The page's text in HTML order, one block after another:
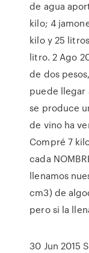
de agua
kilo; 4
kilo y 25
litro. 2 Ago
de dos
puede llegar
se produce
de vino ha
Compré 7
cada
llenamos
cm3) de
pero si la
30 Jun 2015